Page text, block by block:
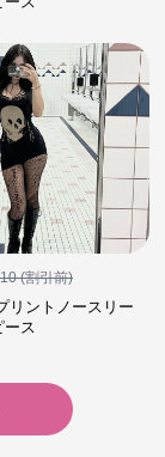
(割引前)
リントノースリー
ース